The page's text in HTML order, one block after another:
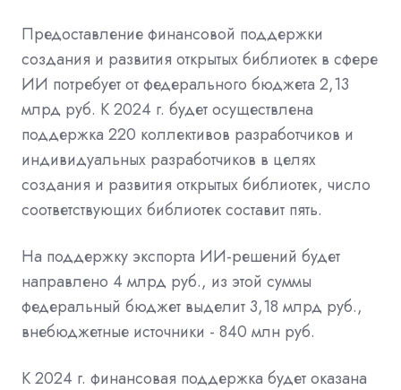
Предоставление финансовой поддержки
создания и развития открытых библиотек в сфере
ИИ потребует от федерального бюджета 2,13
млрд руб. К 2024 г. будет осуществлена
поддержка 220 коллективов разработчиков и
индивидуальных разработчиков в целях
создания и развития открытых библиотек, число
соответствующих библиотек составит пять.
На поддержку экспорта ИИ-решений будет
направлено 4 млрд руб., из этой суммы
федеральный бюджет выделит 3,18 млрд руб.,
внебюджетные источники - 840 млн руб.
К 2024 г. финансовая поддержка будет оказана